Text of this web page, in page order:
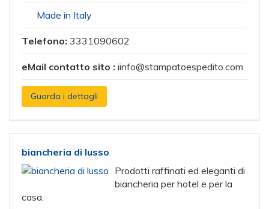
Made in Italy
Telefono: 3331090602
eMail contatto sito : iinfo@stampatoespedito.com
Guarda i dettagli
biancheria di lusso
Prodotti raffinati ed eleganti di
biancheria per hotel e per la
casa.